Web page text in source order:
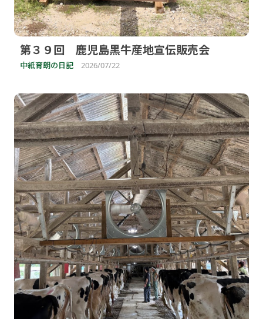
第３９回 鹿児島黒牛産地宣伝販売会
中紙育朗の日記 2026/07/22